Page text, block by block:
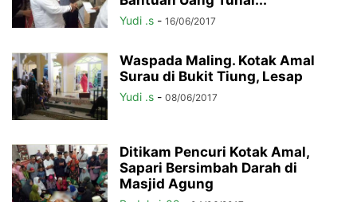
Yudi .s - 16/06/2017
Waspada Maling. Kotak Amal
Surau di Bukit Tiung, Lesap
Yudi .s - 08/06/2017
Ditikam Pencuri Kotak Amal,
Sapari Bersimbah Darah di
Masjid Agung